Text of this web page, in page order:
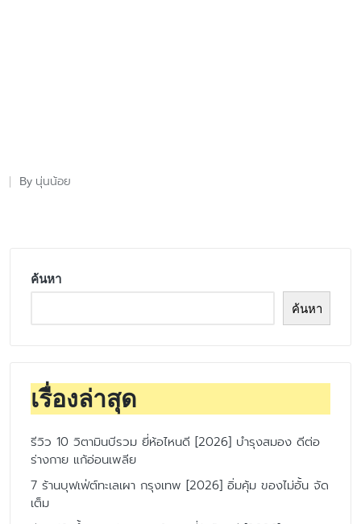
Posted
By นุ่นน้อย
ค้นหา
ค้นหา
เรื่องล่าสุด
รีวิว 10 วิตามินบีรวม ยี่ห้อไหนดี [2026] บำรุงสมอง ดีต่อ
ร่างกาย แก้อ่อนเพลีย
7 ร้านบุฟเฟ่ต์ทะเลเผา กรุงเทพ [2026] อิ่มคุ้ม ของไม่อั้น จัด
เต็ม